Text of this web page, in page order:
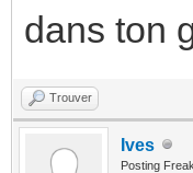
dans ton
Trouver
Ives
Posting Freak